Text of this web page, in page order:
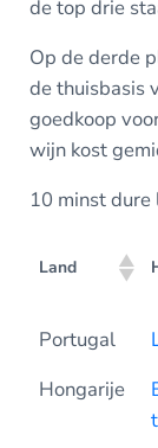
de top drie
Op de derde
de thuisbasis
goedkoop
wijn kost
10 minst dure
Land
Portugal
Hongarije
t